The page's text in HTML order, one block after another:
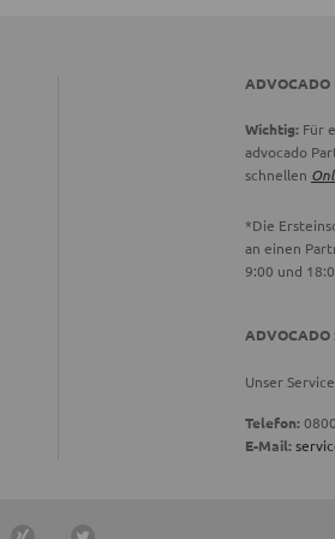
ADVOCADO
Wichtig: Für
advocado
schnellen
*Die
an einen
9:00 und
ADVOCADO
Unser
Telefon:
E-Mail: